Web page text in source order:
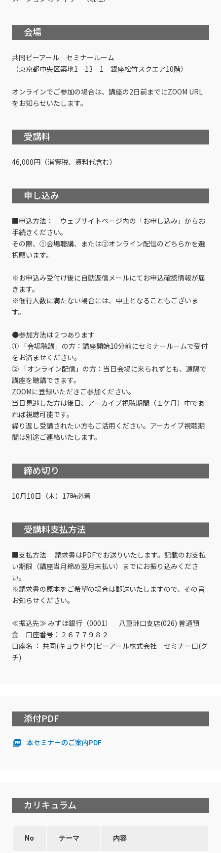
会場
共同ピーアール セミナールーム
（東京都中央区築地1－13－1 銀座松竹スクエア10階）
オンラインでご参加の場合は、講座の2日前までにZOOM URL
をお知らせいたします。
受講料
46,000円（消費税、資料代含む）
申し込み
■申込方法： ウェブサイトページ内の「お申し込み」からお
手続きください。
その際、①会場聴講、または②オンライン配信のどちらかを選
択願います。
※お申込み受付け後に自動返信メールにてお申込確認情報が届
きます。
※催行人数に満たない場合には、中止となることもございま
す。
●参加方法は２つあります
① 「会場聴講」の方：講座開始10分前にセミナールームで受付
をお済ませください。
② 「オンライン配信」の方：当日会場に来られずとも、遠隔で
講座を聴講できます。
ZOOMに登録いただきご参加ください。
当日見逃した方は後日、アーカイブ視聴期間（１ケ月）中であ
れば視聴可能です。
繰り返し受講されたい方もご活用ください。アーカイブ視聴期
間は別途ご連絡いたします。
締め切り
10月10日（木）17時必着
受講料支払方法
■支払方法 請求書はPDFでお送りいたします。記載のお支払
い期限（講座当月締め翌月末払い）までにお振り込みくださ
い。
※請求書の原本をご希望の場合は郵送いたしますので、その旨
お知らせください。
≪振込先≫ みずほ銀行（0001） 八重洲口支店(026) 普通預
金 口座番号：２６７７９８２
口座名 ： 共同(キョウドウ)ピーアール株式会社 セミナー口(グ
チ)
添付PDF
本セミナーのご案内PDF
カリキュラム
No テーマ 内容